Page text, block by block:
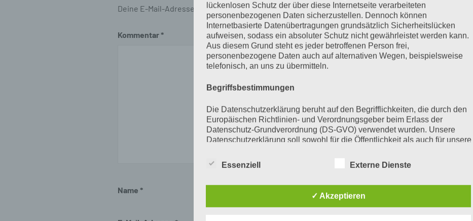
Deine E-Mail-Adresse wird nicht veröffentlicht.Erforderliche Felder sind mit*markiert
Kommentar*
Name *
lückenlosen Schutz der über diese Internetseite verarbeiteten
personenbezogenen Daten sicherzustellen. Dennoch können
Internetbasierte Datenübertragungen grundsätzlich Sicherheitslücken
aufweisen, sodass ein absoluter Schutz nicht gewährleistet werden kann.
Aus diesem Grund steht es jeder betroffenen Person frei,
personenbezogene Daten auch auf alternativen Wegen, beispielsweise
telefonisch, an uns zu übermitteln.
Begriffsbestimmungen
Die Datenschutzerklärung beruht auf den Begrifflichkeiten, die durch den
Europäischen Richtlinien- und Verordnungsgeber beim Erlass der
Datenschutz-Grundverordnung (DS-GVO) verwendet wurden. Unsere
Datenschutzerklärung soll sowohl für die Öffentlichkeit als auch für unsere
dies zu gewährleisten, möchten wir vorab die verwendeten
Begrifflichkeiten erläutern.
Wir verwenden in dieser Datenschutzerklärung unter anderem die
Essenziell Externe Dienste
✓ Akzeptieren